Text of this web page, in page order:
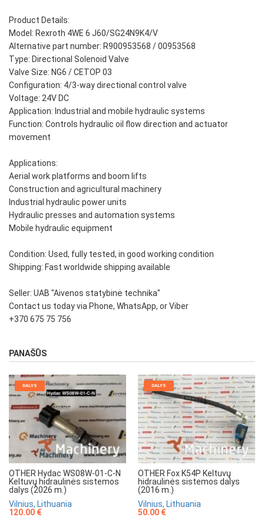
Product Details:
Model: Rexroth 4WE 6 J60/SG24N9K4/V
Alternative part number: R900953568 / 00953568
Type: Directional Solenoid Valve
Valve Size: NG6 / CETOP 03
Configuration: 4/3-way directional control valve
Voltage: 24V DC
Application: Industrial and mobile hydraulic systems
Function: Controls hydraulic oil flow direction and actuator
movement
Applications:
Aerial work platforms and boom lifts
Construction and agricultural machinery
Industrial hydraulic power units
Hydraulic presses and automation systems
Mobile hydraulic equipment
Condition: Used, fully tested, in good working condition
Shipping: Fast worldwide shipping available
Seller: UAB "Aivenos statybinė technika"
Contact us today via Phone, WhatsApp, or Viber
+370 675 75 756
PANAŠŪS
DALYS
OTHER Hydac WS08W-01-C-N
Keltuvų hidraulinės sistemos
dalys (2026 m.)
Vilnius, Lithuania
120.00 €
DALYS
OTHER Fox K54P Keltuvų
hidraulinės sistemos dalys
(2016 m.)
Vilnius, Lithuania
50.00 €